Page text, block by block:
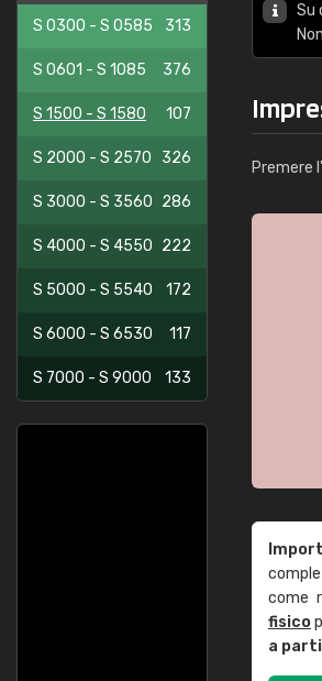
S 0300 - S 0585 313
S 0601 - S 1085 376
S 1500 - S 1580 107
S 2000 - S 2570 326
S 3000 - S 3560 286
S 4000 - S 4550 222
S 5000 - S 5540 172
S 6000 - S 6530 117
S 7000 - S 9000 133
Su
Premere
come
fisico
a